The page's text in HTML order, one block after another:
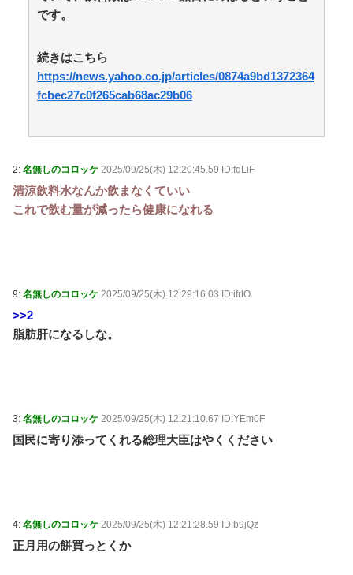
プが・・・ / 5chまとめMAP(総合)
【参考動画】もう残さない！マヨネーズを“完全使い切
り”する神テクまとめ / おまとめアンテナ NEW! (8/8 14:48)
週刊少年ジャンプ、発行部数100万部を初めて割る / お
に『楽でいいわねー切るだけで済んで』と言われ、野良
12:27)
【セトリ】「ハロ！コン！2026」TOYOTA ARENA
TOKYO 8月8日昼・夜公演セットリスト / おまとめアン
テナ
です。
続きはこちら
https://news.yahoo.co.jp/articles/0874a9bd1372364
fcbec27c0f265cab68ac29b06
2: 名無しのコロッケ 2025/09/25(木) 12:20:45.59 ID:fqLiF
清涼飲料水なんか飲まなくていい
これで飲む量が減ったら健康になれる
9: 名無しのコロッケ 2025/09/25(木) 12:29:16.03 ID:ifrlO
>>2
脂肪肝になるしな。
3: 名無しのコロッケ 2025/09/25(木) 12:21:10.67 ID:YEm0F
国民に寄り添ってくれる総理大臣はやくください
4: 名無しのコロッケ 2025/09/25(木) 12:21:28.59 ID:b9jQz
正月用の餅買っとくか